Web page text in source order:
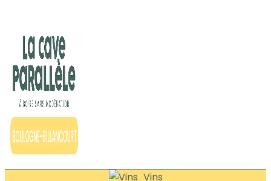
Vins